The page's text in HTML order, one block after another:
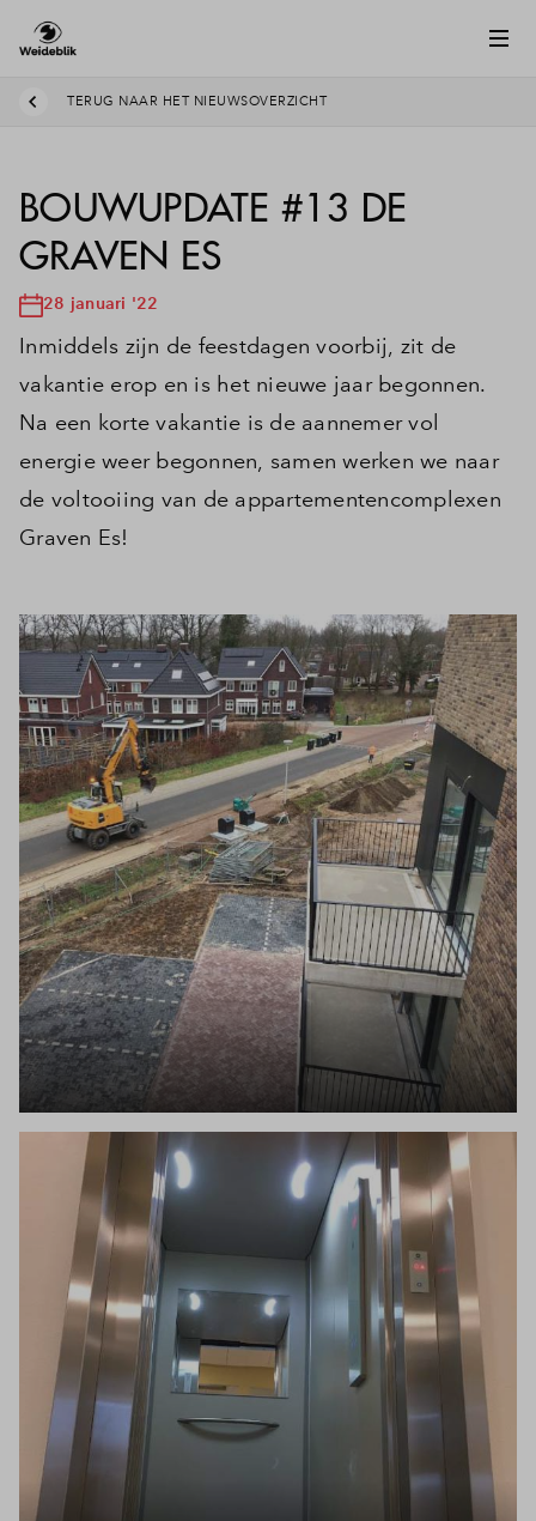
Inloggen
TERUG NAAR HET NIEUWSOVERZICHT
BOUWUPDATE #13 DE
GRAVEN ES
28 januari '22
Inmiddels zijn de feestdagen voorbij, zit de
vakantie erop en is het nieuwe jaar begonnen.
Na een korte vakantie is de aannemer vol
energie weer begonnen, samen werken we naar
de voltooiing van de appartementencomplexen
Graven Es!